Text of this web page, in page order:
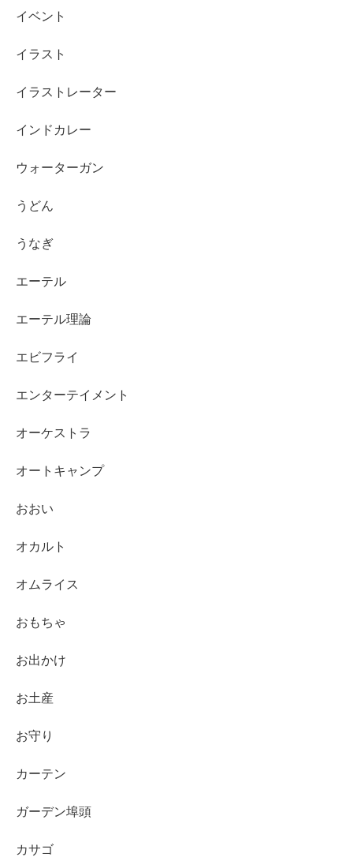
イベント
イラスト
イラストレーター
インドカレー
ウォーターガン
うどん
うなぎ
エーテル
エーテル理論
エビフライ
エンターテイメント
オーケストラ
オートキャンプ
おおい
オカルト
オムライス
おもちゃ
お出かけ
お土産
お守り
カーテン
ガーデン埠頭
カサゴ